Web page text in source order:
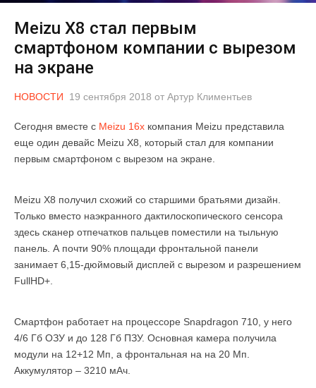
Meizu X8 стал первым
смартфоном компании с вырезом
на экране
НОВОСТИ 19 сентября 2018 от Артур Климентьев
Сегодня вместе с Meizu 16x компания Meizu представила
еще один девайс Meizu X8, который стал для компании
первым смартфоном с вырезом на экране.
Meizu X8 получил схожий со старшими братьями дизайн.
Только вместо наэкранного дактилоскопического сенсора
здесь сканер отпечатков пальцев поместили на тыльную
панель. А почти 90% площади фронтальной панели
занимает 6,15-дюймовый дисплей с вырезом и разрешением
FullHD+.
Смартфон работает на процессоре Snapdragon 710, у него
4/6 Гб ОЗУ и до 128 Гб ПЗУ. Основная камера получила
модули на 12+12 Мп, а фронтальная на на 20 Мп.
Аккумулятор – 3210 мАч.